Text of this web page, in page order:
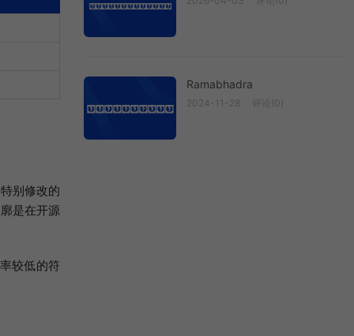
别修改的
是在开源
较低的符
Zalando Sa...
Ramabhadra
Ramabhadra
2024-11-28 评论(0)